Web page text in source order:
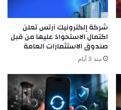
شركة إلكترونيك آرتس تعلن
اكتمال الاستحواذ عليها من قبل
صندوق الاستثمارات العامة
منذ 3 أيام